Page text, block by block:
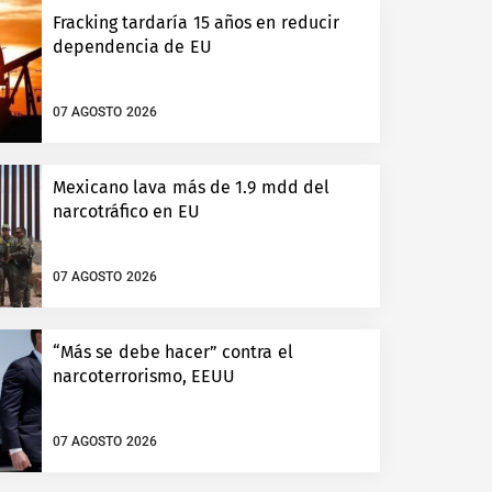
Fracking tardaría 15 años en reducir
dependencia de EU
07 AGOSTO 2026
Mexicano lava más de 1.9 mdd del
narcotráfico en EU
07 AGOSTO 2026
“Más se debe hacer” contra el
narcoterrorismo, EEUU
07 AGOSTO 2026